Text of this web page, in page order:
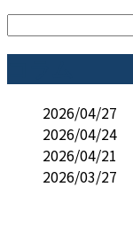
2026/04/27
2026/04/24
2026/04/21
2026/03/27